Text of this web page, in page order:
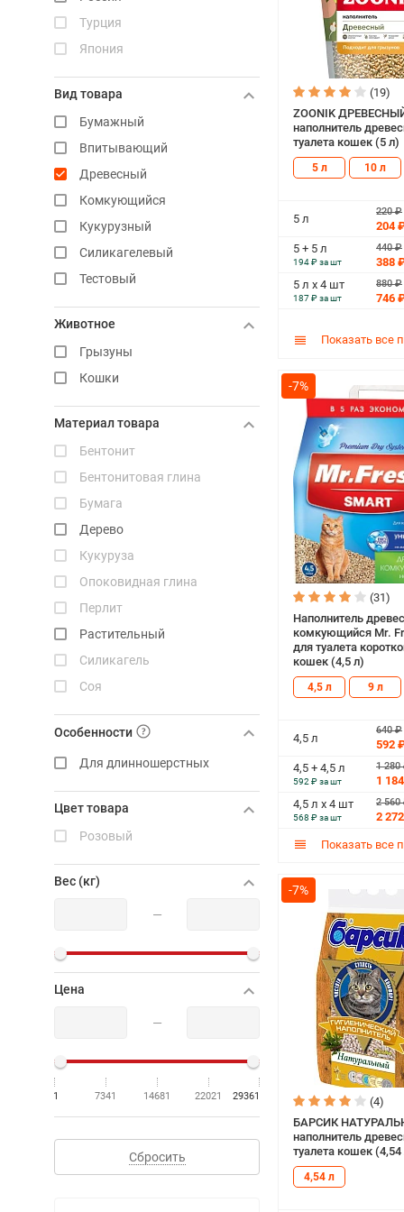
Adel Cat
Landy
Cat's Way
Catmania
Lindocat
Ro Cat
White Sand
Wonder White
НК
KikiKat
Soft Cat
Fresh Trail
Котович М
Toshiko
Ever Fresh Cat
AK Cat
Fresh Paws
Комфикот
Cat’s choice
Турция
Япония
Вид товара
Бумажный
Впитывающий
Древесный
Комкующийся
Кукурузный
Силикагелевый
Тестовый
Животное
Грызуны
Кошки
Материал товара
Бентонит
Бентонитовая глина
Бумага
Дерево
Кукуруза
Опоковидная глина
Перлит
Растительный
Силикагель
Соя
Особенности
Для длинношерстных
Цвет товара
Розовый
Вес (кг)
—
Цена
—
1 7341 14681 22021 29361
Сбросить
(19)
ZOONIK
наполнитель
туалета кошек (5 л)
5 л 10 л
5 л
220 ₽
204
5 + 5 л
194 ₽ за шт
440 ₽
388
5 л х 4 шт
187 ₽ за шт
880 ₽
746
Показать все
-7%
(31)
Наполнитель
комкующийся Mr.
для туалета
кошек (4,5 л)
4,5 л 9 л
4,5 л
640 ₽
592
4,5 + 4,5 л
592 ₽ за шт
1 280
1
4,5 л х 4 шт
568 ₽ за шт
2 560
2
Показать все
-7%
(4)
БАРСИК
наполнитель
туалета кошек (4,54
4,54 л